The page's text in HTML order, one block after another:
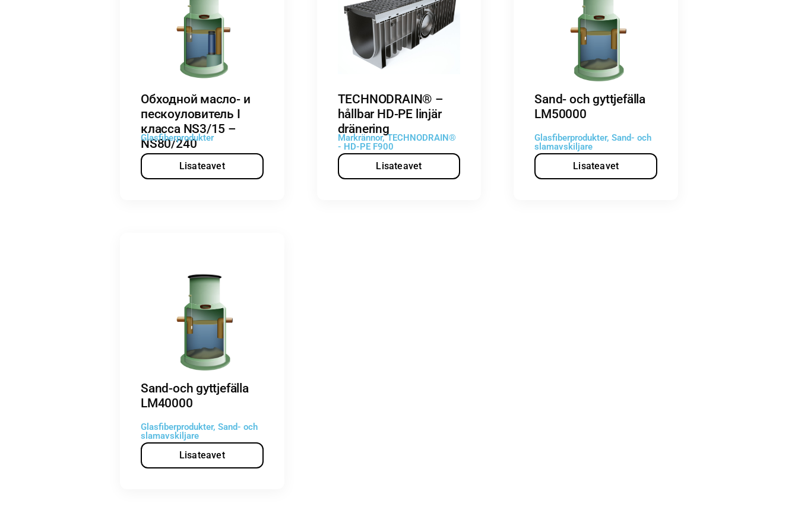
Обходной масло- и
пескоуловитель I
класса NS3/15 –
NS80/240
Glasfiberprodukter
Lisateavet
TECHNODRAIN® –
hållbar HD-PE linjär
dränering
Markrännor,TECHNODRAIN®
- HD-PE F900
Lisateavet
Sand- och gyttjefälla
LM50000
Glasfiberprodukter,Sand- och
slamavskiljare
Lisateavet
Sand-och gyttjefälla
LM40000
Glasfiberprodukter, Sand- och
slamavskiljare
Lisateavet